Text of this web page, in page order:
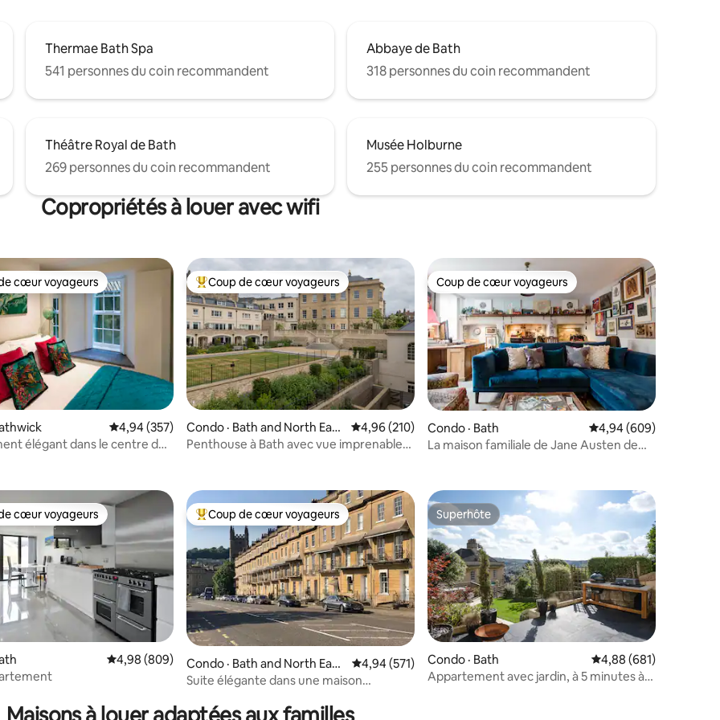
Thermae Bath Spa
541 personnes du coin recommandent
Abbaye de Bath
318 personnes du coin recommandent
Théâtre Royal de Bath
269 personnes du coin recommandent
Musée Holburne
255 personnes du coin recommandent
Copropriétés à louer avec wifi
5, 504 commentaires
cœur voyageurs parmi les plus aimés
cœur voyageurs
Note moyenne de 4,94 sur 5, 357 commentaires
4,94 (357)
élégant dans le centre de
Coup de cœur voyageurs parmi les plus aimés
Coup de cœur voyageurs
Condo · Bath and North East
Somerset
Note moyenne de 4,96 sur 5, 210 commentaires
4,96 (210)
Penthouse à Bath avec vue imprenable
Coup de cœur voyageurs
Coup de cœur voyageurs
Condo · Bath Note moyenne de
4,94 (609)
La maison familiale de Jane Austen de
5, 141 commentaires
cœur voyageurs parmi les plus aimés
cœur voyageurs
Note moyenne de 4,98 sur 5, 809 commentaires
4,98 (809)
Coup de cœur voyageurs parmi les plus aimés
Coup de cœur voyageurs
Condo · Bath and North East
Somerset
Note moyenne de 4,94 sur 5, 571 commentaires
4,94 (571)
Suite élégante dans une maison
Superhôte
Superhôte
Condo · Bath Note moyenne de
4,88 (681)
Appartement avec jardin, à 5 minutes à